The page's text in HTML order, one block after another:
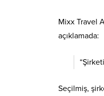
Mixx Travel
açıklamada:
Seçilmiş,